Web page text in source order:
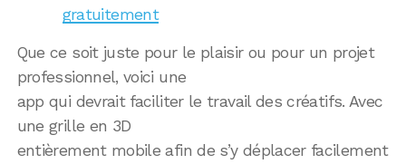
gratuitement
Que ce soit juste pour le plaisir ou pour un projet
professionnel, voici une
app qui devrait faciliter le travail des créatifs. Avec
une grille en 3D
entièrement mobile afin de s’y déplacer facilement